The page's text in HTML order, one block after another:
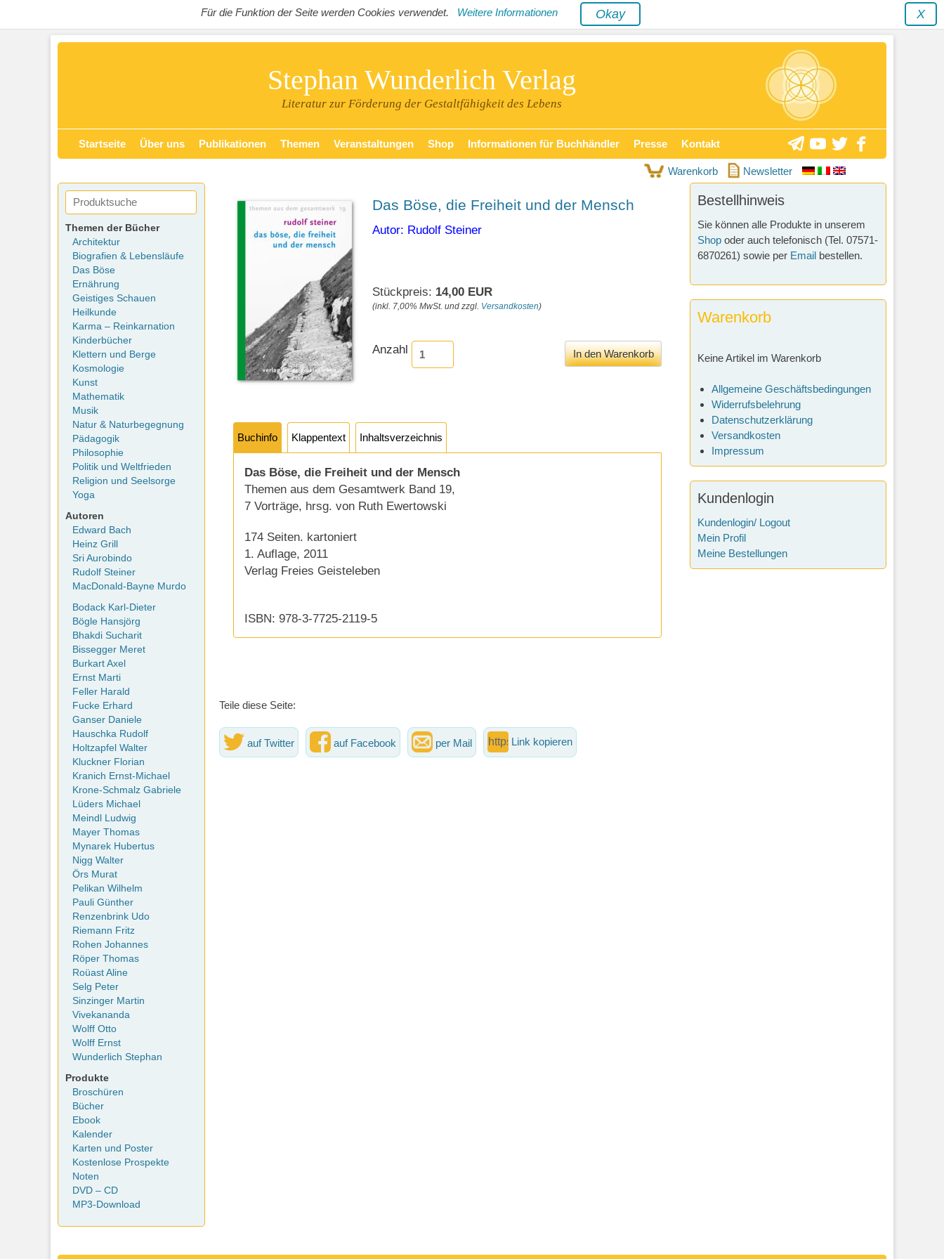
Für die Funktion der Seite werden Cookies verwendet. Weitere Informationen X
Okay
Stephan Wunderlich Verlag
Literatur zur Förderung der Gestaltfähigkeit des Lebens
Primäres Menü
Inhalt
Startseite Über uns Publikationen Themen Veranstaltungen Shop Informationen für Buchhändler Presse Kontakt
Warenkorb Newsletter
Das Böse, die Freiheit und der Mensch
Autor: Rudolf Steiner
Stückpreis: 14,00 EUR
(inkl. 7,00% MwSt. und zzgl. Versandkosten)
Anzahl
Buchinfo Klappentext Inhaltsverzeichnis
Das Böse, die Freiheit und der Mensch
Themen aus dem Gesamtwerk Band 19,
7 Vorträge, hrsg. von Ruth Ewertowski
174 Seiten. kartoniert
1. Auflage, 2011
Verlag Freies Geisteleben
ISBN: 978-3-7725-2119-5
Teile diese Seite:
auf Twitter auf Facebook per Mail Link kopieren
Bestellhinweis
Sie können alle Produkte in unserem
Shop oder auch telefonisch (Tel. 07571-
6870261) sowie per Email bestellen.
Warenkorb
Keine Artikel im Warenkorb
Allgemeine Geschäftsbedingungen
Widerrufsbelehrung
Datenschutzerklärung
Versandkosten
Impressum
Kundenlogin
Kundenlogin/ Logout
Mein Profil
Meine Bestellungen
Themen der Bücher
Architektur
Biografien & Lebensläufe
Das Böse
Ernährung
Geistiges Schauen
Heilkunde
Karma – Reinkarnation
Kinderbücher
Klettern und Berge
Kosmologie
Kunst
Mathematik
Musik
Natur & Naturbegegnung
Pädagogik
Philosophie
Politik und Weltfrieden
Religion und Seelsorge
Yoga
Autoren
Edward Bach
Heinz Grill
Sri Aurobindo
Rudolf Steiner
MacDonald-Bayne Murdo
Bodack Karl-Dieter
Bögle Hansjörg
Bhakdi Sucharit
Bissegger Meret
Burkart Axel
Ernst Marti
Feller Harald
Fucke Erhard
Ganser Daniele
Hauschka Rudolf
Holtzapfel Walter
Kluckner Florian
Kranich Ernst-Michael
Krone-Schmalz Gabriele
Lüders Michael
Meindl Ludwig
Mayer Thomas
Mynarek Hubertus
Nigg Walter
Örs Murat
Pelikan Wilhelm
Pauli Günther
Renzenbrink Udo
Riemann Fritz
Rohen Johannes
Röper Thomas
Roüast Aline
Selg Peter
Sinzinger Martin
Vivekananda
Wolff Otto
Wolff Ernst
Wunderlich Stephan
Produkte
Broschüren
Bücher
Ebook
Kalender
Karten und Poster
Kostenlose Prospekte
Noten
DVD – CD
MP3-Download